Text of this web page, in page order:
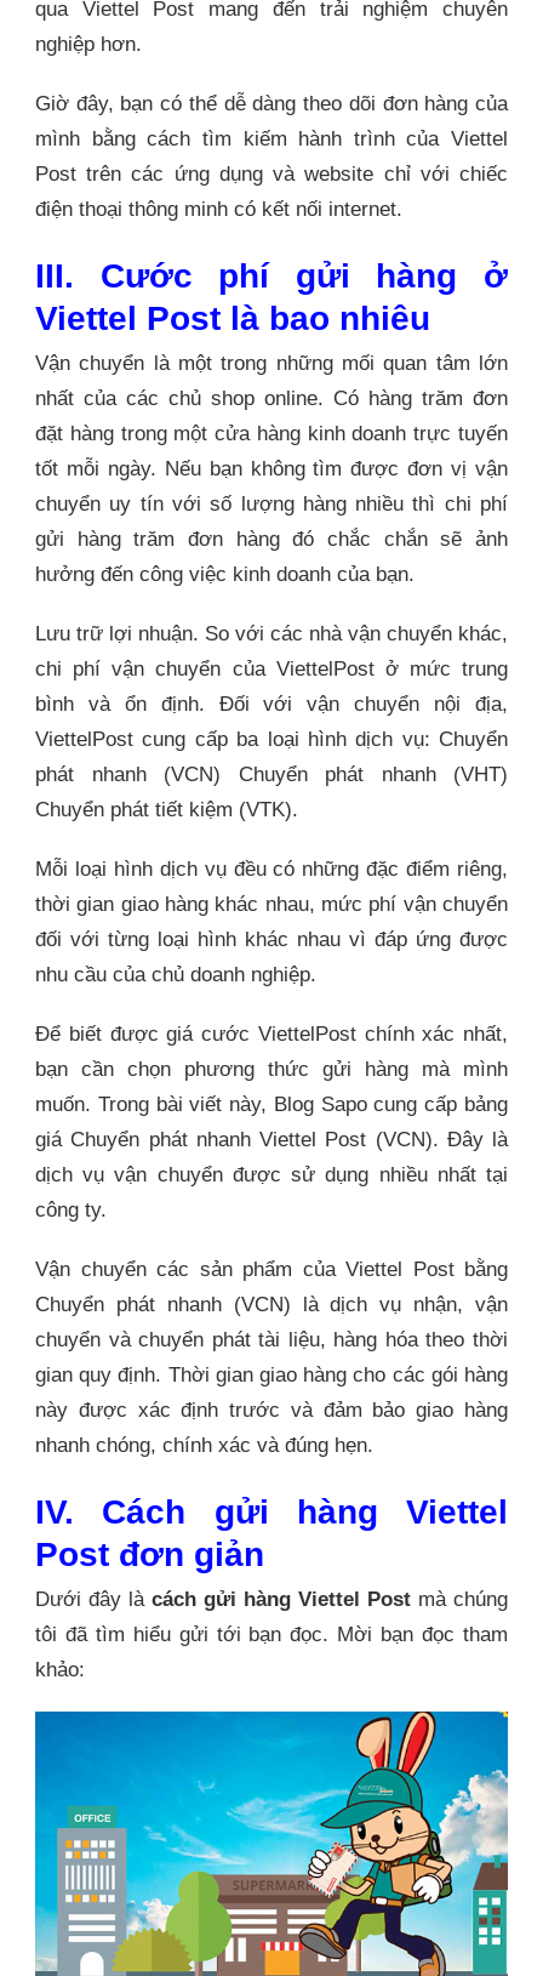
qua Viettel Post mang đến trải nghiệm chuyên
nghiệp hơn.
Giờ đây, bạn có thể dễ dàng theo dõi đơn hàng của
mình bằng cách tìm kiếm hành trình của Viettel
Post trên các ứng dụng và website chỉ với chiếc
điện thoại thông minh có kết nối internet.
III. Cước phí gửi hàng ở
Viettel Post là bao nhiêu
Vận chuyển là một trong những mối quan tâm lớn
nhất của các chủ shop online. Có hàng trăm đơn
đặt hàng trong một cửa hàng kinh doanh trực tuyến
tốt mỗi ngày. Nếu bạn không tìm được đơn vị vận
chuyển uy tín với số lượng hàng nhiều thì chi phí
gửi hàng trăm đơn hàng đó chắc chắn sẽ ảnh
hưởng đến công việc kinh doanh của bạn.
Lưu trữ lợi nhuận. So với các nhà vận chuyển khác,
chi phí vận chuyển của ViettelPost ở mức trung
bình và ổn định. Đối với vận chuyển nội địa,
ViettelPost cung cấp ba loại hình dịch vụ: Chuyển
phát nhanh (VCN) Chuyển phát nhanh (VHT)
Chuyển phát tiết kiệm (VTK).
Mỗi loại hình dịch vụ đều có những đặc điểm riêng,
thời gian giao hàng khác nhau, mức phí vận chuyển
đối với từng loại hình khác nhau vì đáp ứng được
nhu cầu của chủ doanh nghiệp.
Để biết được giá cước ViettelPost chính xác nhất,
bạn cần chọn phương thức gửi hàng mà mình
muốn. Trong bài viết này, Blog Sapo cung cấp bảng
giá Chuyển phát nhanh Viettel Post (VCN). Đây là
dịch vụ vận chuyển được sử dụng nhiều nhất tại
công ty.
Vận chuyển các sản phẩm của Viettel Post bằng
Chuyển phát nhanh (VCN) là dịch vụ nhận, vận
chuyển và chuyển phát tài liệu, hàng hóa theo thời
gian quy định. Thời gian giao hàng cho các gói hàng
này được xác định trước và đảm bảo giao hàng
nhanh chóng, chính xác và đúng hẹn.
IV. Cách gửi hàng Viettel
Post đơn giản
Dưới đây là cách gửi hàng Viettel Post mà chúng
tôi đã tìm hiểu gửi tới bạn đọc. Mời bạn đọc tham
khảo: